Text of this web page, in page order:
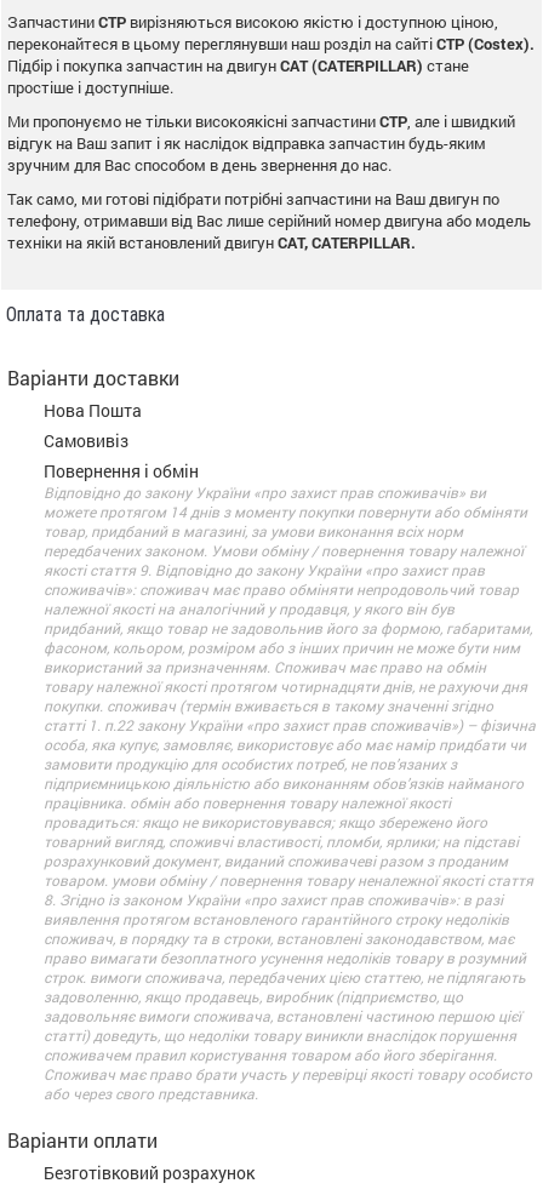
ЗапчастиниCTP вирізняються високою якістю і доступною ціною,
переконайтеся в цьому переглянувши наш розділ на сайтіCTP (Costex).
Підбір і покупка запчастин на двигунCAT (CATERPILLAR) стане
простіше і доступніше.
Ми пропонуємо не тільки високоякісні запчастиниCTP , але і швидкий
відгук на Ваш запит і як наслідок відправка запчастин будь-яким
зручним для Вас способом в день звернення до нас.
Так само, ми готові підібрати потрібні запчастини на Ваш двигун по
телефону, отримавши від Вас лише серійний номер двигуна або модель
техніки на якій встановлений двигунCAT, CATERPILLAR.
Оплата та доставка
Варіанти доставки
Нова Пошта
Самовивіз
Повернення і обмін
Відповідно до закону України «про захист прав споживачів» ви
можете протягом 14 днів з моменту покупки повернути або обміняти
товар, придбаний в магазині, за умови виконання всіх норм
передбачених законом. Умови обміну / повернення товару належної
якості стаття 9. Відповідно до закону України «про захист прав
споживачів»: споживач має право обміняти непродовольчий товар
належної якості на аналогічний у продавця, у якого він був
придбаний, якщо товар не задовольнив його за формою, габаритами,
фасоном, кольором, розміром або з інших причин не може бути ним
використаний за призначенням. Споживач має право на обмін
товару належної якості протягом чотирнадцяти днів, не рахуючи дня
покупки. споживач (термін вживається в такому значенні згідно
статті 1. п.22 закону України «про захист прав споживачів») – фізична
особа, яка купує, замовляє, використовує або має намір придбати чи
замовити продукцію для особистих потреб, не пов’язаних з
підприємницькою діяльністю або виконанням обов’язків найманого
працівника. обмін або повернення товару належної якості
провадиться: якщо не використовувався; якщо збережено його
товарний вигляд, споживчі властивості, пломби, ярлики; на підставі
розрахунковий документ, виданий споживачеві разом з проданим
товаром. умови обміну / повернення товару неналежної якості стаття
8. Згідно із законом України «про захист прав споживачів»: в разі
виявлення протягом встановленого гарантійного строку недоліків
споживач, в порядку та в строки, встановлені законодавством, має
право вимагати безоплатного усунення недоліків товару в розумний
строк. вимоги споживача, передбачених цією статтею, не підлягають
задоволенню, якщо продавець, виробник (підприємство, що
задовольняє вимоги споживача, встановлені частиною першою цієї
статті) доведуть, що недоліки товару виникли внаслідок порушення
споживачем правил користування товаром або його зберігання.
Споживач має право брати участь у перевірці якості товару особисто
або через свого представника.
Варіанти оплати
Безготівковий розрахунок